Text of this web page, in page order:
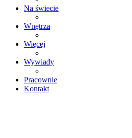
Na świecie
Wnętrza
Więcej
Wywiady
Pracownie
Kontakt